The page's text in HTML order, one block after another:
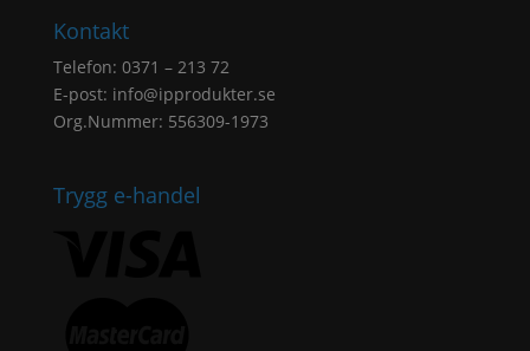
Kontakt
Telefon: 0371 – 213 72
E-post: info@ipprodukter.se
Org.Nummer: 556309-1973
Trygg e-handel